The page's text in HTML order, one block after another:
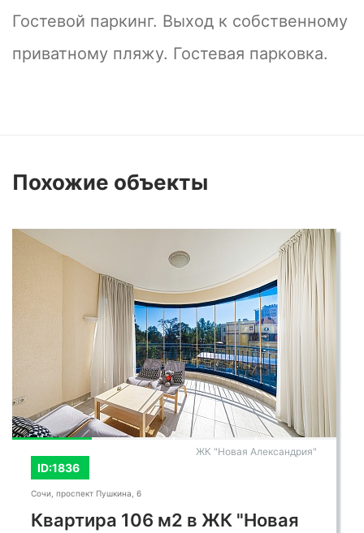
Гостевой паркинг. Выход к собственному
приватному пляжу. Гостевая парковка.
Похожие объекты
ID:1836
ЖК "Новая Александрия"
Сочи, проспект Пушкина, 6
Квартира 106 м2 в ЖК "Новая